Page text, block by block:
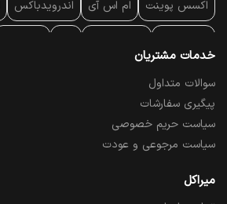
اکسس پوینت ام اس آی اندرویدباکس
پایه سقفی
پرده نمایش
تبلت و موبایل تجهیزات پسیو شبکه
تلویزیون
خدمات مشتریان
سوالات متداول
پیگیری سفارشات
سیاست حریم خصوصی
سیاست مرجوعی و عودت
میراکل